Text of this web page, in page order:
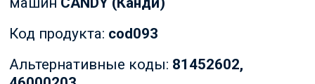
Код продукта: cod093
Альтернативные коды: 81452602,